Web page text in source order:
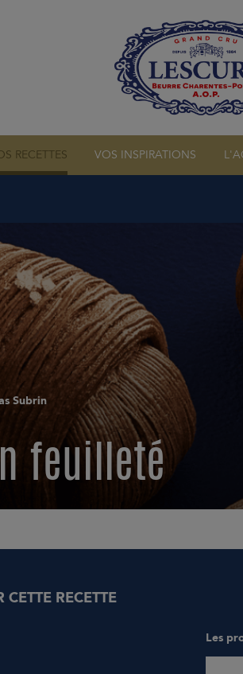
RECETTES VOS INSPIRATIONS
Subrin
feuilleté
CETTE RECETTE
Les